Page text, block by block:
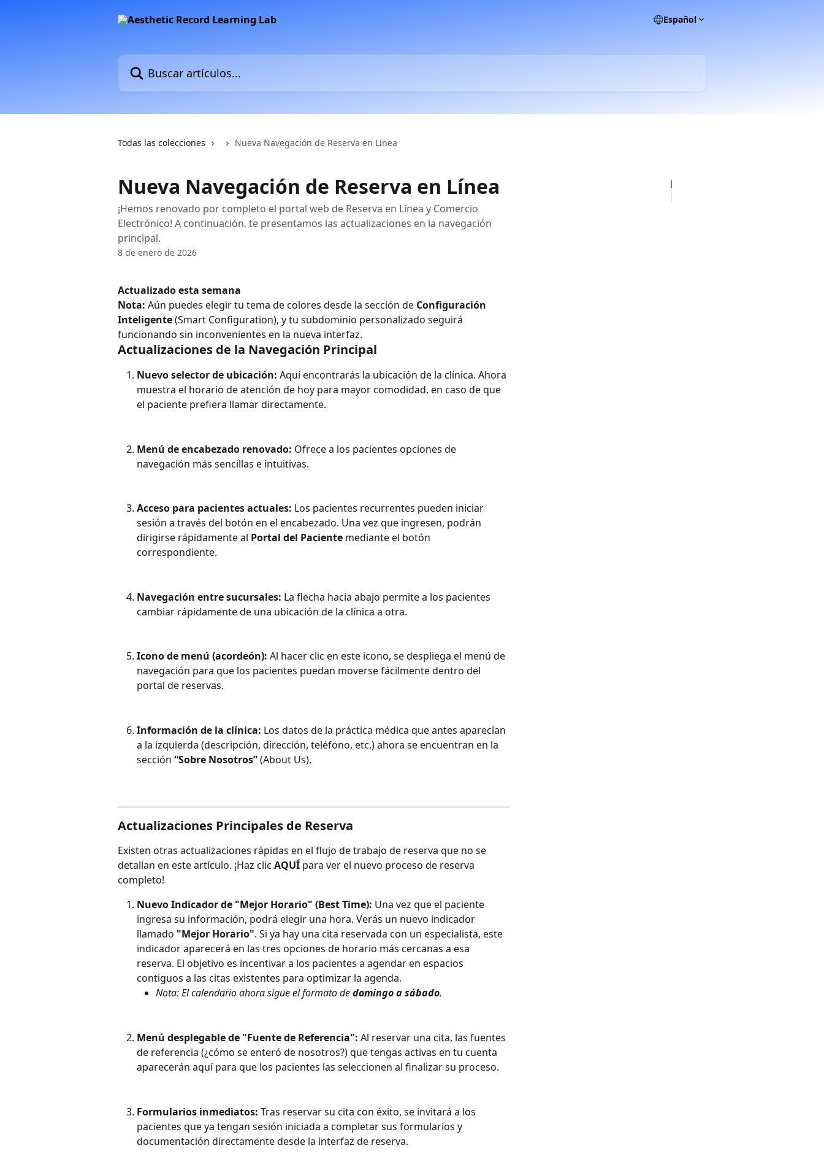
Español
Buscar artículos...
Todas las colecciones Nueva Navegación de Reserva en Línea
Nueva Navegación de Reserva en Línea
¡Hemos renovado por completo el portal web de Reserva en Línea y Comercio
Electrónico! A continuación, te presentamos las actualizaciones en la navegación
principal.
8 de enero de 2026
Actualizado esta semana
Nota: Aún puedes elegir tu tema de colores desde la sección de Configuración
Inteligente (Smart Configuration), y tu subdominio personalizado seguirá
funcionando sin inconvenientes en la nueva interfaz.
Actualizaciones de la Navegación Principal
Nuevo selector de ubicación: Aquí encontrarás la ubicación de la clínica. Ahora
muestra el horario de atención de hoy para mayor comodidad, en caso de que
el paciente prefiera llamar directamente.
Menú de encabezado renovado: Ofrece a los pacientes opciones de
navegación más sencillas e intuitivas.
Acceso para pacientes actuales: Los pacientes recurrentes pueden iniciar
sesión a través del botón en el encabezado. Una vez que ingresen, podrán
dirigirse rápidamente al Portal del Paciente mediante el botón
correspondiente.
Navegación entre sucursales: La flecha hacia abajo permite a los pacientes
cambiar rápidamente de una ubicación de la clínica a otra.
Icono de menú (acordeón): Al hacer clic en este icono, se despliega el menú de
navegación para que los pacientes puedan moverse fácilmente dentro del
portal de reservas.
Información de la clínica: Los datos de la práctica médica que antes aparecían
a la izquierda (descripción, dirección, teléfono, etc.) ahora se encuentran en la
sección “Sobre Nosotros” (About Us).
Actualizaciones Principales de Reserva
Existen otras actualizaciones rápidas en el flujo de trabajo de reserva que no se
detallan en este artículo. ¡Haz clic AQUÍ para ver el nuevo proceso de reserva
completo!
Nuevo Indicador de "Mejor Horario" (Best Time): Una vez que el paciente
ingresa su información, podrá elegir una hora. Verás un nuevo indicador
llamado "Mejor Horario". Si ya hay una cita reservada con un especialista, este
indicador aparecerá en las tres opciones de horario más cercanas a esa
reserva. El objetivo es incentivar a los pacientes a agendar en espacios
contiguos a las citas existentes para optimizar la agenda.
Nota: El calendario ahora sigue el formato de domingo a sábado.
Menú desplegable de "Fuente de Referencia": Al reservar una cita, las fuentes
de referencia (¿cómo se enteró de nosotros?) que tengas activas en tu cuenta
aparecerán aquí para que los pacientes las seleccionen al finalizar su proceso.
Formularios inmediatos: Tras reservar su cita con éxito, se invitará a los
pacientes que ya tengan sesión iniciada a completar sus formularios y
documentación directamente desde la interfaz de reserva.